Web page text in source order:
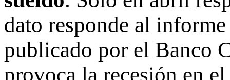
dato responde al
publicado por el Banco
provoca la recesión en